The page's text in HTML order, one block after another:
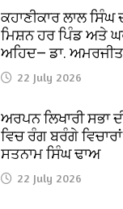
ਕਹਾਣੀਕਾਰ ਲਾਲ ਸਿੰਘ
ਮਿਸ਼ਨ ਹਰ ਪਿੰਡ ਅਤੇ
ਅਹਿਦ— ਡਾ.
22 July 2026
ਅਰਪਨ ਲਿਖਾਰੀ ਸਭਾ
ਵਿਚ ਰੰਗ ਬਰੰਗੇ
ਸਤਨਾਮ ਸਿੰਘ ਢਾਅ
22 July 2026